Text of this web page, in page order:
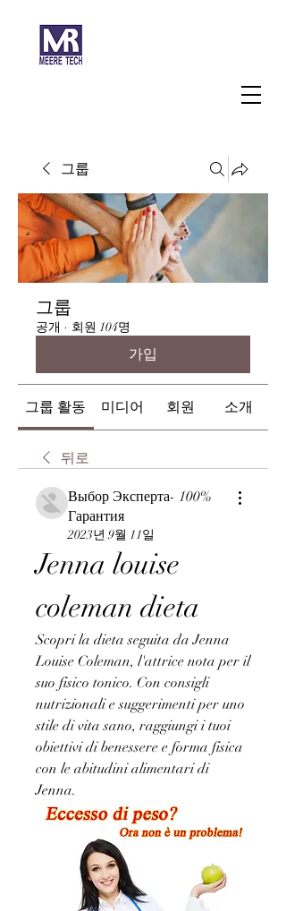
그룹
그룹
공개 · 회원 104명
가입
그룹 활동 미디어 회원 소개
뒤로
Выбор Эксперта- 100%
Гарантия
2023년 9월 11일
Jenna louise
coleman dieta
Scopri la dieta seguita da Jenna
Louise Coleman, l'attrice nota per il
suo fisico tonico. Con consigli
nutrizionali e suggerimenti per uno
stile di vita sano, raggiungi i tuoi
obiettivi di benessere e forma fisica
con le abitudini alimentari di
Jenna.